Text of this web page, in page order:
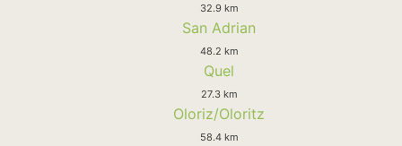
32.9 km
San Adrian
48.2 km
Quel
27.3 km
Oloriz/Oloritz
58.4 km